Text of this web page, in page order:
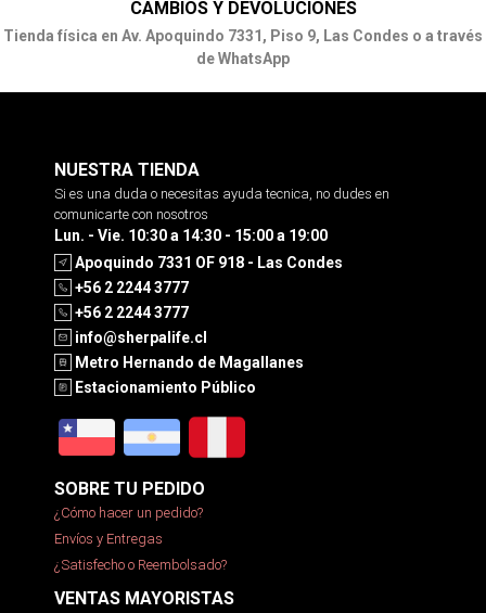
CAMBIOS Y DEVOLUCIONES
Tienda física en Av. Apoquindo 7331, Piso 9, Las Condes o a través
de WhatsApp
NUESTRA TIENDA
Si es una duda o necesitas ayuda tecnica, no dudes en
comunicarte con nosotros
Lun. - Vie. 10:30 a 14:30 - 15:00 a 19:00
Apoquindo 7331 OF 918 - Las Condes
+56 2 2244 3777
+56 2 2244 3777
info@sherpalife.cl
Metro Hernando de Magallanes
Estacionamiento Público
SOBRE TU PEDIDO
¿Cómo hacer un pedido?
Envíos y Entregas
¿Satisfecho o Reembolsado?
VENTAS MAYORISTAS